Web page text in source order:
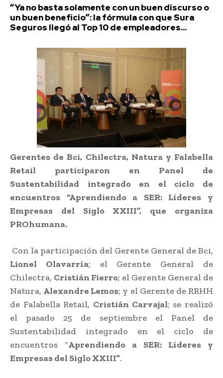
“Ya no basta solamente con un buen discurso o
un buen beneficio”: la fórmula con que Sura
Seguros llegó al Top 10 de empleadores...
Gerentes de Bci, Chilectra, Natura y Falabella
Retail participaron en Panel de
Sustentabilidad integrado en el ciclo de
encuentros “Aprendiendo a SER: Líderes y
Empresas del Siglo XXIII”, que organiza
PROhumana.
Con la participación del Gerente General de Bci,
Lionel Olavarría; el Gerente General de
Chilectra, Cristián Fierro; el Gerente General de
Natura, Alexandre Lemos; y el Gerente de RRHH
de Falabella Retail, Cristián Carvajal; se realizó
el pasado 25 de septiembre el Panel de
Sustentabilidad integrado en el ciclo de
encuentros “Aprendiendo a SER: Líderes y
Empresas del Siglo XXIII”.